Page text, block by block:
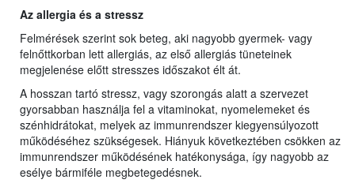
Az allergia és a stressz
Felmérések szerint sok beteg, aki nagyobb gyermek- vagy
felnőttkorban lett allergiás, az első allergiás tüneteinek
megjelenése előtt stresszes időszakot élt át.
A hosszan tartó stressz, vagy szorongás alatt a szervezet
gyorsabban használja fel a vitaminokat, nyomelemeket és
szénhidrátokat, melyek az immunrendszer kiegyensúlyozott
működéséhez szükségesek. Hiányuk következtében csökken az
immunrendszer működésének hatékonysága, így nagyobb az
esélye bármiféle megbetegedésnek.